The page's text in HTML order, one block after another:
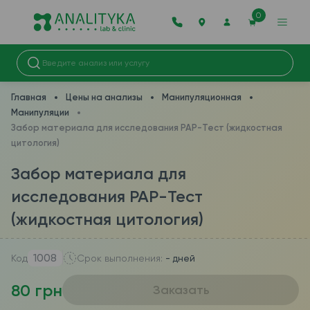
0
Главная Цены на анализы
Манипуляционная
Манипуляции
Забор материала для исследования PAP-Тест (жидкостная
цитология)
Забор материала для
исследования PAP-Тест
(жидкостная цитология)
Код 1008 Срок выполнения: - дней
80 грн Заказать